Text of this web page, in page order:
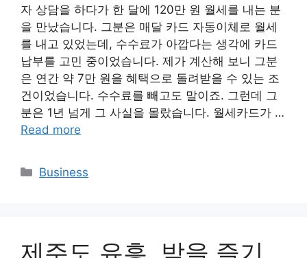
자 상담을 하다가 한 달에 120만 원 월세를 내는 분
을 만났습니다. 그분은 매달 카드 자동이체로 월세
를 내고 있었는데, 수수료가 아깝다는 생각에 카드
납부를 고민 중이었습니다. 제가 계산해 보니 그분
은 연간 약 7만 원을 혜택으로 돌려받을 수 있는 조
건이었습니다. 수수료를 빼고도 말이죠. 그런데 그
분은 1년 넘게 그 사실을 몰랐습니다. 월세카드가 …
Read more
Categories
Business
제주도 유흥, 밤을 즐기